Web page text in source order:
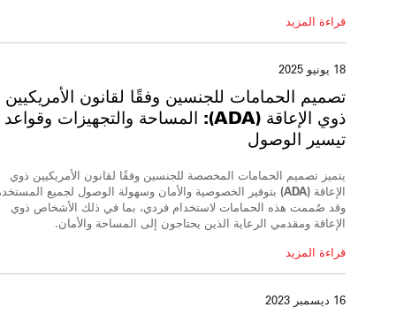
قراءة المزيد
18 يونيو 2025
تصميم الحمامات للجنسين وفقًا لقانون الأمريكيين
ذوي الإعاقة (ADA):
المساحة والتجهيزات وقواعد
تيسير الوصول
يتميز تصميم الحمامات المخصصة للجنسين وفقًا لقانون الأمريكيين ذوي
الإعاقة (ADA) بتوفير الخصوصية والأمان وسهولة الوصول لجميع المستخدمين.
وقد صُممت هذه الحمامات لاستخدام فردي، بما في ذلك الأشخاص ذوي
الإعاقة ومقدمي الرعاية الذين يحتاجون إلى المساحة والأمان.
قراءة المزيد
16 ديسمبر 2023